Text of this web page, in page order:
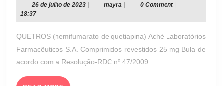
REVESTIDOS
(ACHÉ
LABORATÓRIOS
FARMACÊUTICOS
S.A.)
26 de julho de 202326
julho
2023
mayra mayra 0 Comment
18:37
QUETROS (hemifumarato de quetiapina) Aché Laboratórios
Farmacêuticos S.A. Comprimidos revestidos 25 mg Bula de
acordo com a Resolução-RDC nº 47/2009